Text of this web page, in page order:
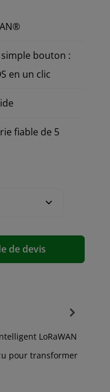
bouton :
en un clic
fiable de 5
de devis
LoRaWAN
pour transformer